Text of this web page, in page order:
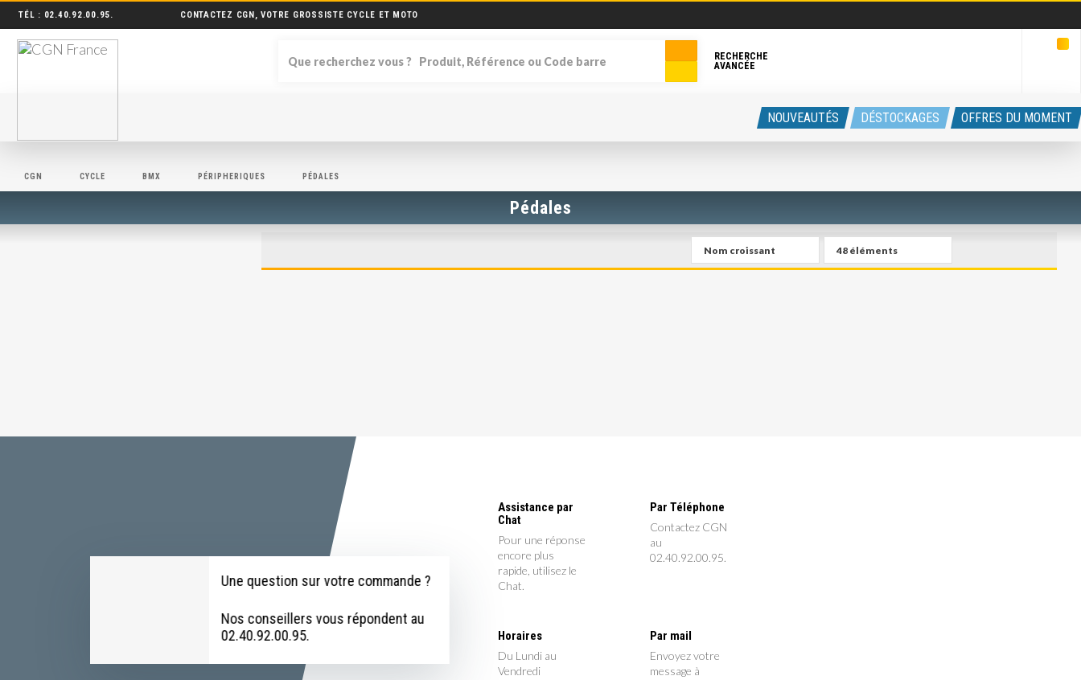
NOUVEAUTÉS DÉSTOCKAGES OFFRES DU MOMENT
TÉL : 02.40.92.00.95. CONTACTEZ CGN, VOTRE GROSSISTE CYCLE ET MOTO
RECHERCHE
AVANCÉE
CGN CYCLE BMX PÉRIPHERIQUES PÉDALES
Pédales
Une question sur votre commande ?
Nos conseillers vous répondent au
02.40.92.00.95.
Assistance par
Chat
Pour une réponse
encore plus
rapide, utilisez le
Chat.
Par Téléphone
Contactez CGN
au
02.40.92.00.95.
Horaires
Du Lundi au
Vendredi
Par mail
Envoyez votre
message à